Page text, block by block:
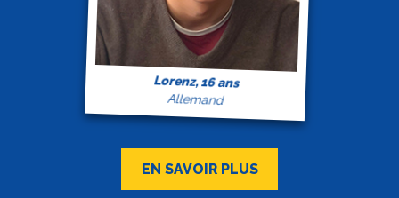
Lorenz, 16 ans
Allemand
EN SAVOIR PLUS